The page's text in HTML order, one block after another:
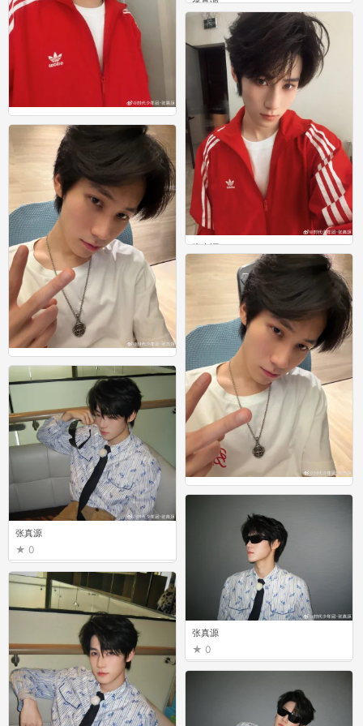
0
张真源
0
张真源
张真源
0
张真源
0
张真源
张真源